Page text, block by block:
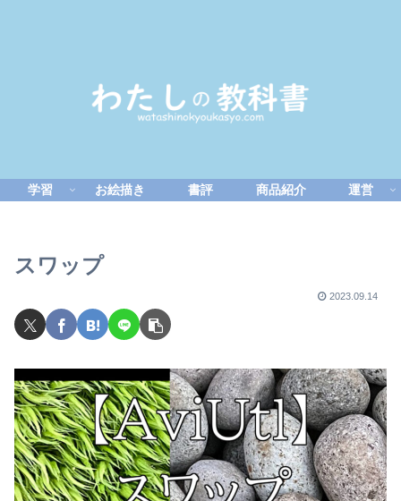
学習 お絵描き 書評 商品紹介 運営
スワップ
2023.09.14